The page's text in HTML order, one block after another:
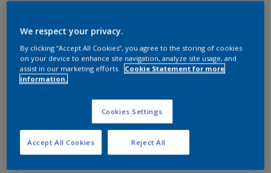
faïencés et microfissurés
Excellente résistance aux
intempéries
Seulement disponible en magasin
Comparer
We respect your privacy.
By clicking “Accept All Cookies”, you agree to the storing of cookies
on your device to enhance site navigation, analyze site usage, and
assist in our marketing efforts.
Cookie Statement for more
information.
Cookies Settings
Reject All
Accept All Cookies